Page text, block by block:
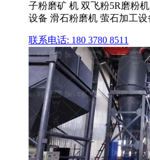
子粉磨矿 机 双飞粉5R磨粉
设备 滑石粉磨机 萤石加工设
联系电话: 180 3780 8511